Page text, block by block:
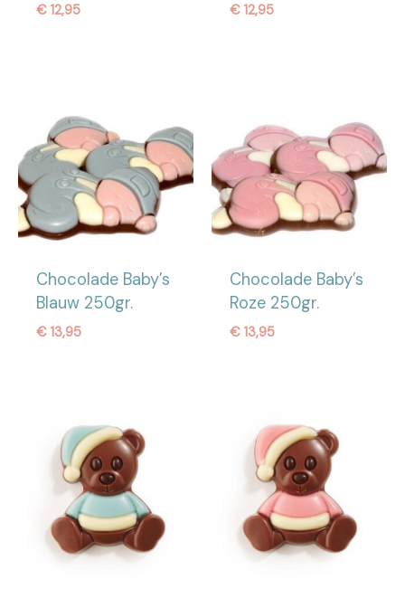
€12,95 €12,95
Chocolade Baby’s
Blauw 250gr.
€13,95
Chocolade Baby’s
Roze 250gr.
€13,95